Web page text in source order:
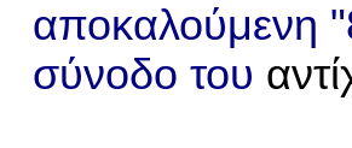
αποκαλούμενη
σύνοδο του